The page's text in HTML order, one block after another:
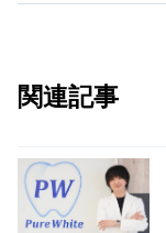
関連記事